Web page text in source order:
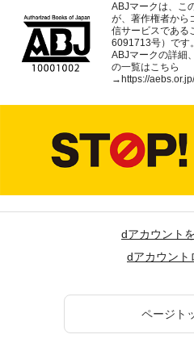
ABJマークは、こ
が、著作権者から
信サービスである
6091713号）です。
ABJマークの詳細
の一覧はこちら
→ https://
dアカウント
dアカウント
ページト